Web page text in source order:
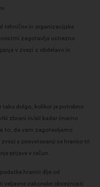
tehnične in organizacijske
zagotavlja ustrezno
v zvezi z obdelavo in
tako dolgo, kolikor je potrebno
zbrani in/ali kadar imamo
to, da vam zagotavljamo
s posvetovanji se hranijo tri
prijave v račun.
hraniti dlje od
veljavne zakonske obveznosti